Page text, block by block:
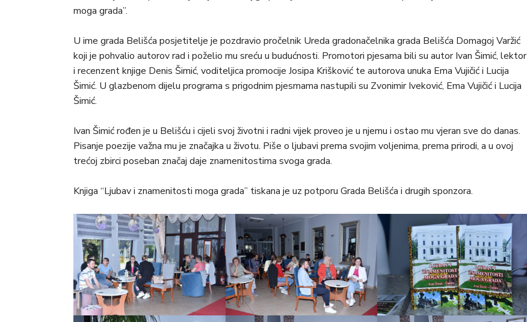
moga grada”.
U ime grada Belišća posjetitelje je pozdravio pročelnik Ureda gradonačelnika grada Belišća Domagoj Varžić
koji je pohvalio autorov rad i poželio mu sreću u budućnosti. Promotori pjesama bili su autor Ivan Šimić, lektor
i recenzent knjige Denis Šimić, voditeljica promocije Josipa Krišković te autorova unuka Ema Vujičić i Lucija
Šimić. U glazbenom dijelu programa s prigodnim pjesmama nastupili su Zvonimir Iveković, Ema Vujičić i Lucija
Šimić.
Ivan Šimić rođen je u Belišću i cijeli svoj životni i radni vijek proveo je u njemu i ostao mu vjeran sve do danas.
Pisanje poezije važna mu je značajka u životu. Piše o ljubavi prema svojim voljenima, prema prirodi, a u ovoj
trećoj zbirci poseban značaj daje znamenitostima svoga grada.
Knjiga “Ljubav i znamenitosti moga grada” tiskana je uz potporu Grada Belišća i drugih sponzora.